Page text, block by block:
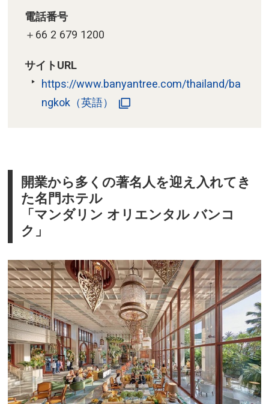
電話番号
＋66 2 679 1200
サイトURL
https://www.banyantree.com/thailand/ba
ngkok（英語）
開業から多くの著名人を迎え入れてき
た名門ホテル
「マンダリン オリエンタル バンコ
ク」